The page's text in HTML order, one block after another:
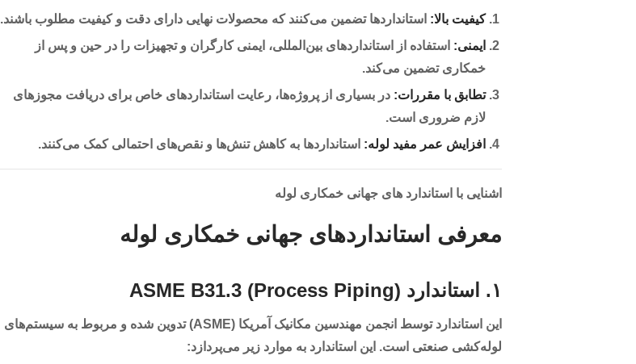
کیفیت بالا: استانداردها تضمین می‌کنند که محصولات نهایی دارای دقت و کیفیت مطلوب باشند.
ایمنی: استفاده از استانداردهای بین‌المللی، ایمنی کارگران و تجهیزات را در حین و پس از
خمکاری تضمین می‌کند.
تطابق با مقررات: در بسیاری از پروژه‌ها، رعایت استانداردهای خاص برای دریافت مجوزهای
لازم ضروری است.
افزایش عمر مفید لوله: استانداردها به کاهش تنش‌ها و نقص‌های احتمالی کمک می‌کنند.
اشنایی با استاندارد های جهانی خمکاری لوله
معرفی استانداردهای جهانی خمکاری لوله
۱. استاندارد ASME B31.3 (Process Piping)
این استاندارد توسط انجمن مهندسین مکانیک آمریکا (ASME) تدوین شده و مربوط به سیستم‌های
لوله‌کشی صنعتی است. این استاندارد به موارد زیر می‌پردازد: